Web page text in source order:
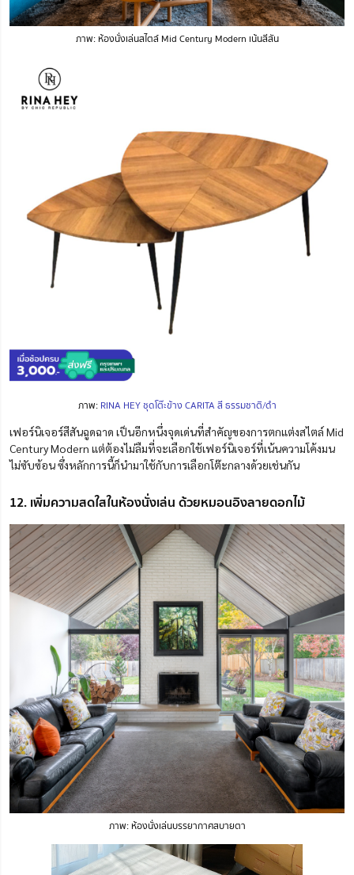
ภาพ: ห้องนั่งเล่นสไตล์ Mid Century Modern เน้นสีสัน
ภาพ: RINA HEY ชุดโต๊ะข้าง CARITA สี ธรรมชาติ/ดำ
เฟอร์นิเจอร์สีสันฉูดฉาด เป็นอีกหนึ่งจุดเด่นที่สำคัญของการตกแต่งสไตล์ Mid
Century Modern แต่ต้องไม่ลืมที่จะเลือกใช้เฟอร์นิเจอร์ที่เน้นความโค้งมน
ไม่ซับซ้อน ซึ่งหลักการนี้ก็นำมาใช้กับการเลือกโต๊ะกลางด้วยเช่นกัน
12. เพิ่มความสดใสในห้องนั่งเล่น ด้วยหมอนอิงลายดอกไม้
ภาพ: ห้องนั่งเล่นบรรยากาศสบายตา